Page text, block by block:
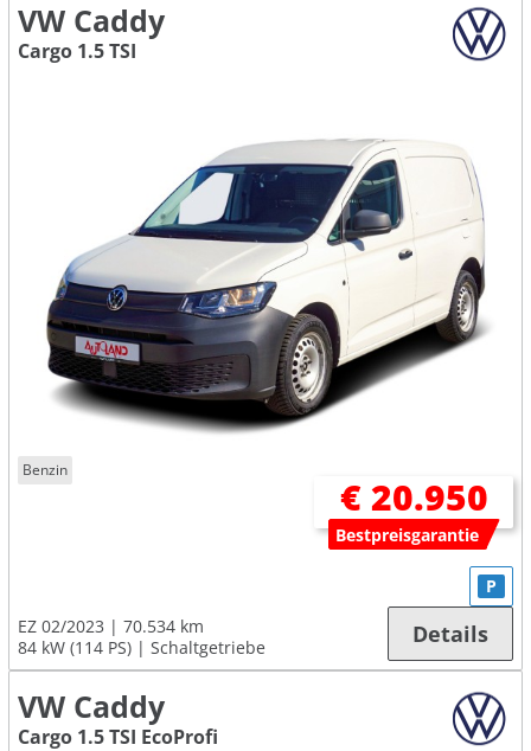
VW Caddy
Cargo 1.5 TSI
Benzin
€ 20.950
Bestpreisgarantie
EZ 02/2023
70.534 km
84 kW (114 PS)
Schaltgetriebe
P
Details
VW Caddy
Cargo 1.5 TSI EcoProfi